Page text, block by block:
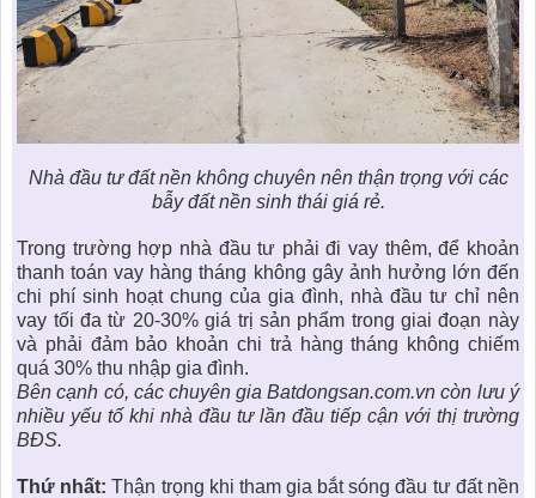
Nhà đầu tư đất nền không chuyên nên thận trọng với các
bẫy đất nền sinh thái giá rẻ.
Trong trường hợp nhà đầu tư phải đi vay thêm, để khoản
thanh toán vay hàng tháng không gây ảnh hưởng lớn đến
chi phí sinh hoạt chung của gia đình, nhà đầu tư chỉ nên
vay tối đa từ 20-30% giá trị sản phẩm trong giai đoạn này
và phải đảm bảo khoản chi trả hàng tháng không chiếm
quá 30% thu nhập gia đình.
Bên cạnh có, các chuyên gia Batdongsan.com.vn còn lưu ý
nhiều yếu tố khi nhà đầu tư lần đầu tiếp cận với thị trường
BĐS.
Thứ nhất: Thận trọng khi tham gia bắt sóngđầu tư đất nền